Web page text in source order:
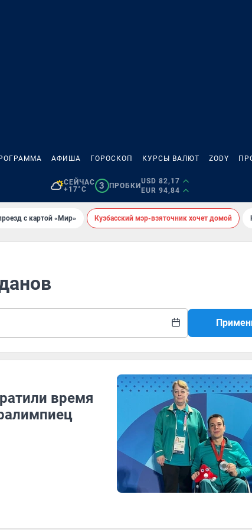
АФИША ГОРОСКОП КУРСЫ ВАЛЮТ ZODY
СЕЙЧАС
+17°C
3 ПРОБКИ
USD 82,17
EUR 94,84
с картой «Мир» Кузбасский мэр-взяточник хочет домой
время